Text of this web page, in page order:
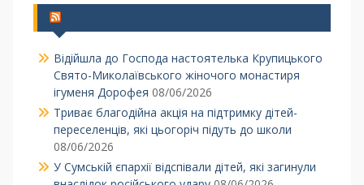
Відійшла до Господа настоятелька Крупицького
Свято-Миколаївського жіночого монастиря
ігуменя Дорофея 08/06/2026
Триває благодійна акція на підтримку дітей-
переселенців, які цьогоріч підуть до школи
08/06/2026
У Сумській єпархії відспівали дітей, які загинули